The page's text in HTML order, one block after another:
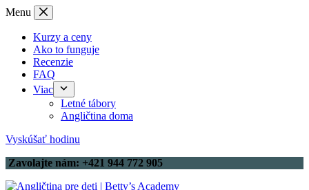
Skip
content
Menu
Kurzy a ceny
Ako to funguje
Recenzie
FAQ
Viac
Letné tábory
Angličtina doma
Vyskúšať hodinu
Zavolajte nám: +421 944 772 905